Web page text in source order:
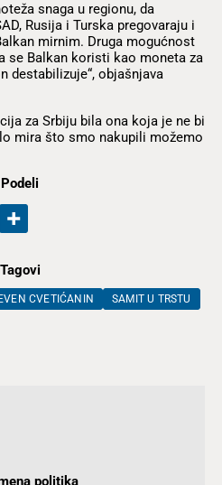
snaga u regionu, da
Rusija i Turska pregovaraju i
mirnim. Druga mogućnost
se Balkan koristi kao moneta za
destabilizuje“, objašnjava
za Srbiju bila ona koja je ne bi
mira što smo nakupili možemo
Podeli
Tagovi
CVETIĆANIN
SAMIT U TRSTU